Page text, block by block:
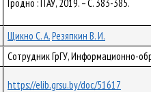
Гродно : ГГАУ, 2019. – С. 383-385.
Щикно С. А.Резяпкин В. И.
Сотрудник ГрГУ, Информационно-
https://elib.grsu.by/doc/51617